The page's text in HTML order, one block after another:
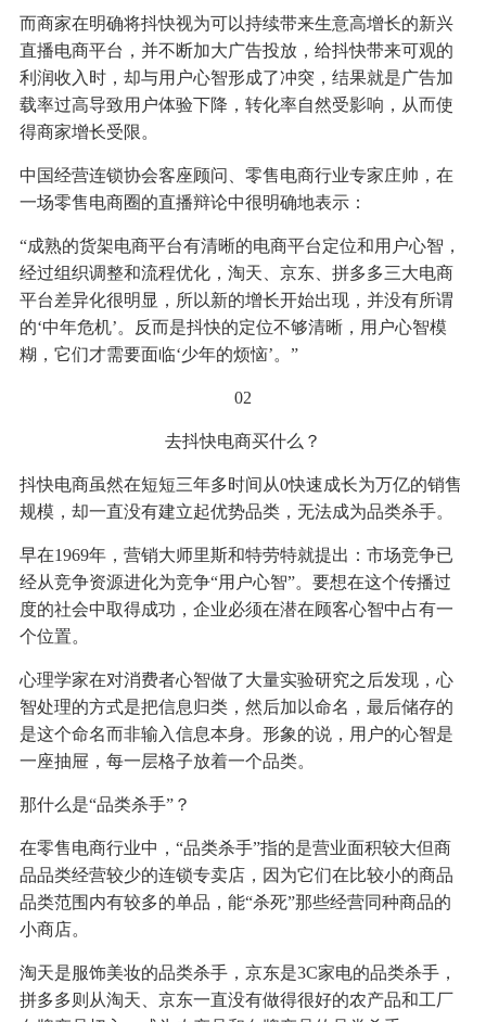
而商家在明确将抖快视为可以持续带来生意高增长的新兴
直播电商平台，并不断加大广告投放，给抖快带来可观的
利润收入时，却与用户心智形成了冲突，结果就是广告加
载率过高导致用户体验下降，转化率自然受影响，从而使
得商家增长受限。
中国经营连锁协会客座顾问、零售电商行业专家庄帅，在
一场零售电商圈的直播辩论中很明确地表示：
“成熟的货架电商平台有清晰的电商平台定位和用户心智，
经过组织调整和流程优化，淘天、京东、拼多多三大电商
平台差异化很明显，所以新的增长开始出现，并没有所谓
的‘中年危机’。反而是抖快的定位不够清晰，用户心智模
糊，它们才需要面临‘少年的烦恼’。”
02
去抖快电商买什么？
抖快电商虽然在短短三年多时间从0快速成长为万亿的销售
规模，却一直没有建立起优势品类，无法成为品类杀手。
早在1969年，营销大师里斯和特劳特就提出：市场竞争已
经从竞争资源进化为竞争“用户心智”。要想在这个传播过
度的社会中取得成功，企业必须在潜在顾客心智中占有一
个位置。
心理学家在对消费者心智做了大量实验研究之后发现，心
智处理的方式是把信息归类，然后加以命名，最后储存的
是这个命名而非输入信息本身。形象的说，用户的心智是
一座抽屉，每一层格子放着一个品类。
那什么是“品类杀手”？
在零售电商行业中，“品类杀手”指的是营业面积较大但商
品品类经营较少的连锁专卖店，因为它们在比较小的商品
品类范围内有较多的单品，能“杀死”那些经营同种商品的
小商店。
淘天是服饰美妆的品类杀手，京东是3C家电的品类杀手，
拼多多则从淘天、京东一直没有做得很好的农产品和工厂